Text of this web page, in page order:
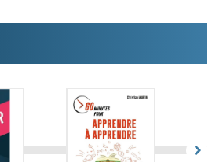
INGENIERIE// 22/05/2026
de la pro "L'IA au service de la
formation : retours
d'expérience"
Comment l’intelligence artificielle
transforme-t-elle concrètement les
de la formation en Normandie